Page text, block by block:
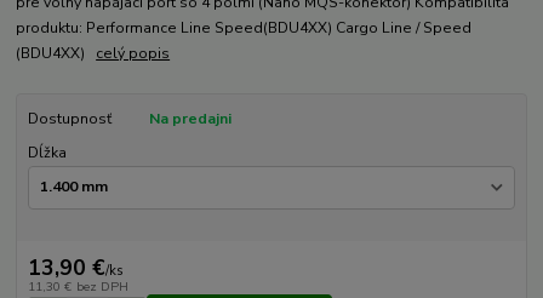
produktu: Performance Line Speed(BDU4XX) Cargo Line / Speed
(BDU4XX) celý popis
Dostupnosť
Na predajni
Dĺžka
13,90 €/ks
11,30 € bez DPH